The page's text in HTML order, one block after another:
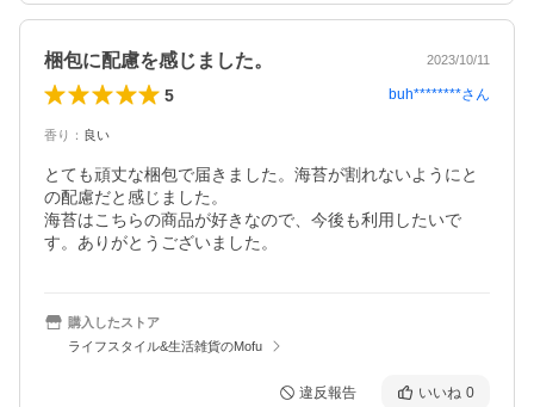
梱包に配慮を感じました。 2023/10/11
5 buh********さん
香り ： 良い
とても頑丈な梱包で届きました。海苔が割れないようにと
の配慮だと感じました。
海苔はこちらの商品が好きなので、今後も利用したいで
す。ありがとうございました。
購入したストア
ライフスタイル&生活雑貨のMofu
違反報告 いいね 0